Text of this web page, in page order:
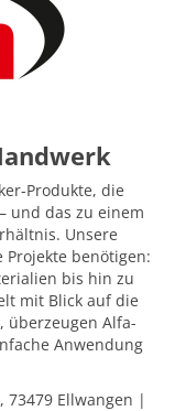
Produkte, die
und das zu einem
Unsere
Projekte benötigen:
bis hin zu
mit Blick auf die
überzeugen Alfa-
Anwendung
73479 Ellwangen |